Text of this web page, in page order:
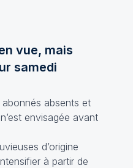
vue, mais
samedi
absents et
envisagée avant
d’origine
à partir de